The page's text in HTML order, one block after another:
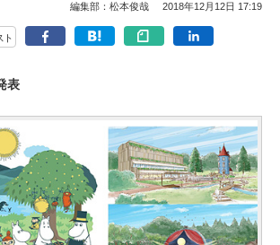
編集部：松本俊哉 2018年12月12日 17:19
ト
表